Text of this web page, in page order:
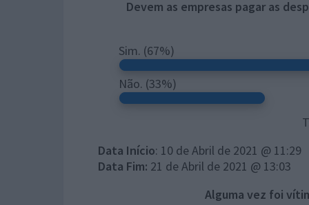
Devem as empresas pagar as
Sim. (67%)
Não. (33%)
Data Início: 10 de Abril de 2021 @ 11:29
Data Fim: 21 de Abril de 2021 @ 13:03
Alguma vez foi